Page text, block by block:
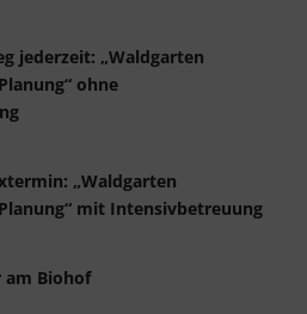
jederzeit: „Waldgarten
ohne
„Waldgarten
mit Intensivbetreuung
am Biohof